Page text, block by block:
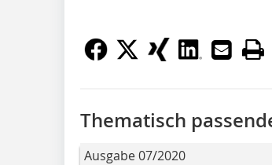
Thematisch
Ausgabe 07/2020